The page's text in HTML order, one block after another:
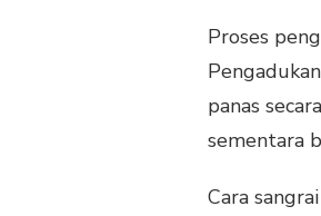
Proses
panas
sementara
Cara